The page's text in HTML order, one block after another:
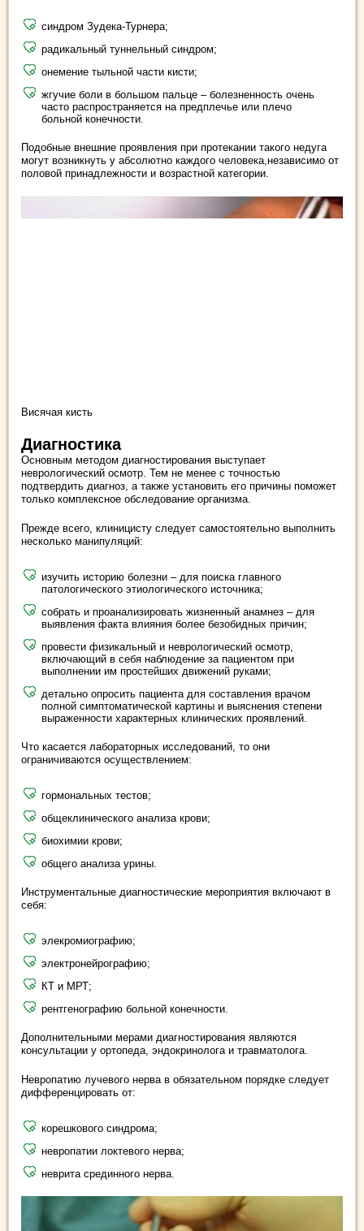
синдром Зудека-Турнера;
радикальный туннельный синдром;
онемение тыльной части кисти;
жгучие боли в большом пальце – болезненность очень
часто распространяется на предплечье или плечо
больной конечности.
Подобные внешние проявления при протекании такого недуга
могут возникнуть у абсолютно каждого человека,независимо от
половой принадлежности и возрастной категории.
Висячая кисть
Диагностика
Основным методом диагностирования выступает
неврологический осмотр. Тем не менее с точностью
подтвердить диагноз, а также установить его причины поможет
только комплексное обследование организма.
Прежде всего, клиницисту следует самостоятельно выполнить
несколько манипуляций:
изучить историю болезни – для поиска главного
патологического этиологического источника;
собрать и проанализировать жизненный анамнез – для
выявления факта влияния более безобидных причин;
провести физикальный и неврологический осмотр,
включающий в себя наблюдение за пациентом при
выполнении им простейших движений руками;
детально опросить пациента для составления врачом
полной симптоматической картины и выяснения степени
выраженности характерных клинических проявлений.
Что касается лабораторных исследований, то они
ограничиваются осуществлением:
гормональных тестов;
общеклинического анализа крови;
биохимии крови;
общего анализа урины.
Инструментальные диагностические мероприятия включают в
себя:
элекромиографию;
электронейрографию;
КТ и МРТ;
рентгенографию больной конечности.
Дополнительными мерами диагностирования являются
консультации у ортопеда, эндокринолога и травматолога.
Невропатию лучевого нерва в обязательном порядке следует
дифференцировать от:
корешкового синдрома;
невропатии локтевого нерва;
неврита срединного нерва.